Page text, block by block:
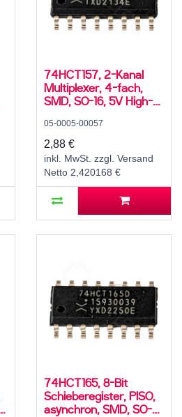
74HCT157, 2-Kanal
Multiplexer, 4-fach,
SMD, SO-16, 5V High-
°C
05-0005-00057
2,88 €
inkl. MwSt. zzgl. Versand
Netto 2,420168 €
74HCT165, 8-Bit
Schieberegister, PISO,
asynchron, SMD, SO-